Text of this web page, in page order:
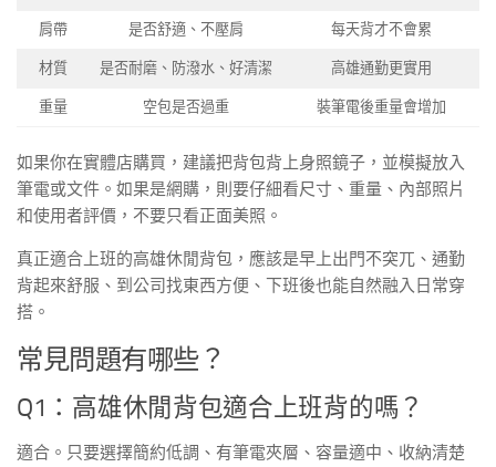
肩帶 是否舒適、不壓肩 每天背才不會累
材質 是否耐磨、防潑水、好清潔 高雄通勤更實用
重量 空包是否過重 裝筆電後重量會增加
如果你在實體店購買，建議把背包背上身照鏡子，並模擬放入
筆電或文件。如果是網購，則要仔細看尺寸、重量、內部照片
和使用者評價，不要只看正面美照。
真正適合上班的高雄休閒背包，應該是早上出門不突兀、通勤
背起來舒服、到公司找東西方便、下班後也能自然融入日常穿
搭。
常見問題有哪些？
Q1：高雄休閒背包適合上班背的嗎？
適合。只要選擇簡約低調、有筆電夾層、容量適中、收納清楚